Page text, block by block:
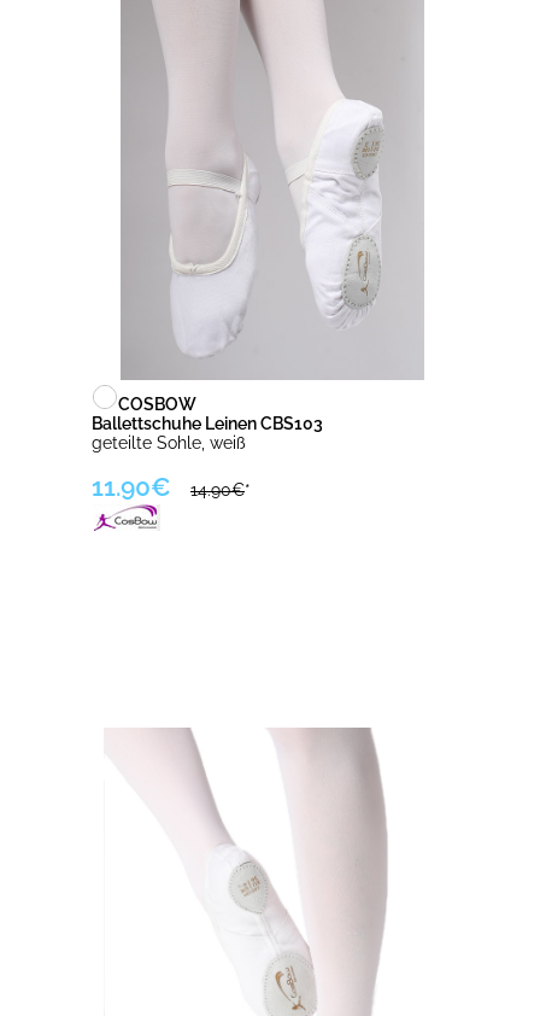
COSBOW
Ballettschuhe Leinen CBS103
geteilte Sohle, weiß
11.90€ 14.90€*